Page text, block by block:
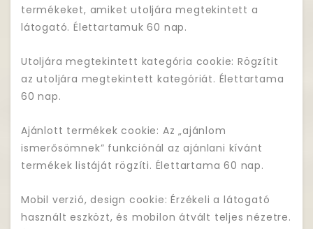
termékeket, amiket utoljára megtekintett a
látogató. Élettartamuk 60 nap.
Utoljára megtekintett kategória cookie: Rögzítit
az utoljára megtekintett kategóriát. Élettartama
60 nap.
Ajánlott termékek cookie: Az „ajánlom
ismerősömnek” funkciónál az ajánlani kívánt
termékek listáját rögzíti. Élettartama 60 nap.
Mobil verzió, design cookie: Érzékeli a látogató
használt eszközt, és mobilon átvált teljes nézetre.